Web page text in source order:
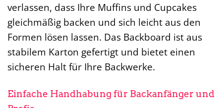
verlassen, dass Ihre Muffins und Cupcakes
gleichmäßig backen und sich leicht aus den
Formen lösen lassen. Das Backboard ist aus
stabilem Karton gefertigt und bietet einen
sicheren Halt für Ihre Backwerke.
Einfache Handhabung für Backanfänger und